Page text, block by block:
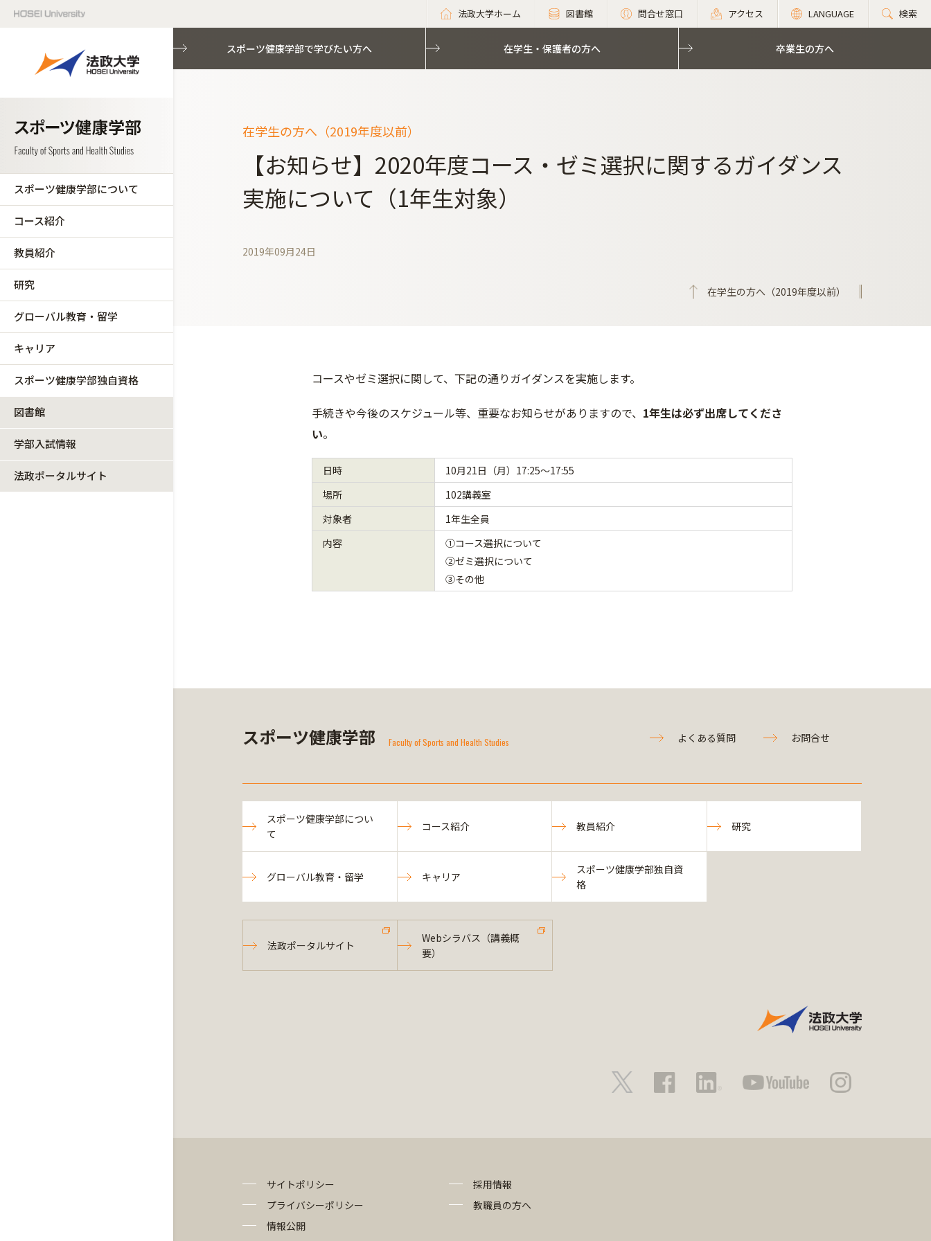
法政大学ホーム 図書館 問合せ窓口 アクセス LANGUAGE 検索
スポーツ健康学部について
コース紹介
教員紹介
研究
グローバル教育・留学
キャリア
スポーツ健康学部独自資格
図書館
学部入試情報
法政ポータルサイト
スポーツ健康学部で学びたい方へ 在学生・保護者の方へ 卒業生の方へ
在学生の方へ（2019年度以前）
【お知らせ】2020年度コース・ゼミ選択に関するガイダンス
実施について（1年生対象）
2019年09月24日
在学生の方へ（2019年度以前）
コースやゼミ選択に関して、下記の通りガイダンスを実施します。
手続きや今後のスケジュール等、重要なお知らせがありますので、 1年生は必ず出席してくださ
い。
日時
10月21日（月）17:25～17:55
場所
102講義室
対象者
1年生全員
内容
①コース選択について
②ゼミ選択について
③その他
スポーツ健康学部 Faculty of Sports and Health Studies よくある質問 お問合せ
スポーツ健康学部につい
て
コース紹介 教員紹介 研究
グローバル教育・留学 キャリア
スポーツ健康学部独自資
格
法政ポータルサイト
Webシラバス（講義概
要）
サイトポリシー
プライバシーポリシー
情報公開
採用情報
教職員の方へ